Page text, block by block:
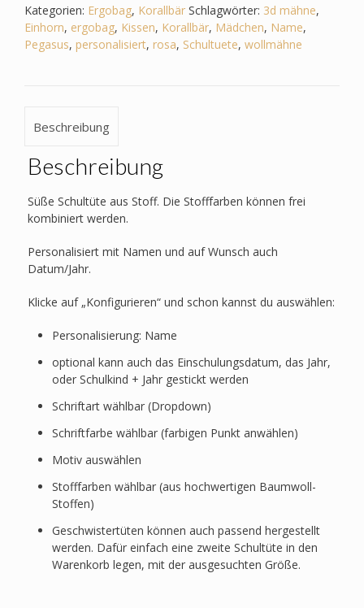
Mähne,Wollmähne_Pegasus
Menge
Kategorien: Ergobag, Korallbär Schlagwörter: 3d mähne,
Einhorn, ergobag, Kissen, Korallbär, Mädchen, Name,
Pegasus, personalisiert, rosa, Schultuete, wollmähne
Beschreibung
Beschreibung
Süße Schultüte aus Stoff. Die Stofffarben können frei
kombiniert werden.
Personalisiert mit Namen und auf Wunsch auch
Datum/Jahr.
Klicke auf „Konfigurieren“ und schon kannst du auswählen:
Personalisierung: Name
optional kann auch das Einschulungsdatum, das Jahr,
oder Schulkind + Jahr gestickt werden
Schriftart wählbar (Dropdown)
Schriftfarbe wählbar (farbigen Punkt anwählen)
Motiv auswählen
Stofffarben wählbar (aus hochwertigen Baumwoll-
Stoffen)
Geschwistertüten können auch passend hergestellt
werden. Dafür einfach eine zweite Schultüte in den
Warenkorb legen, mit der ausgesuchten Größe.